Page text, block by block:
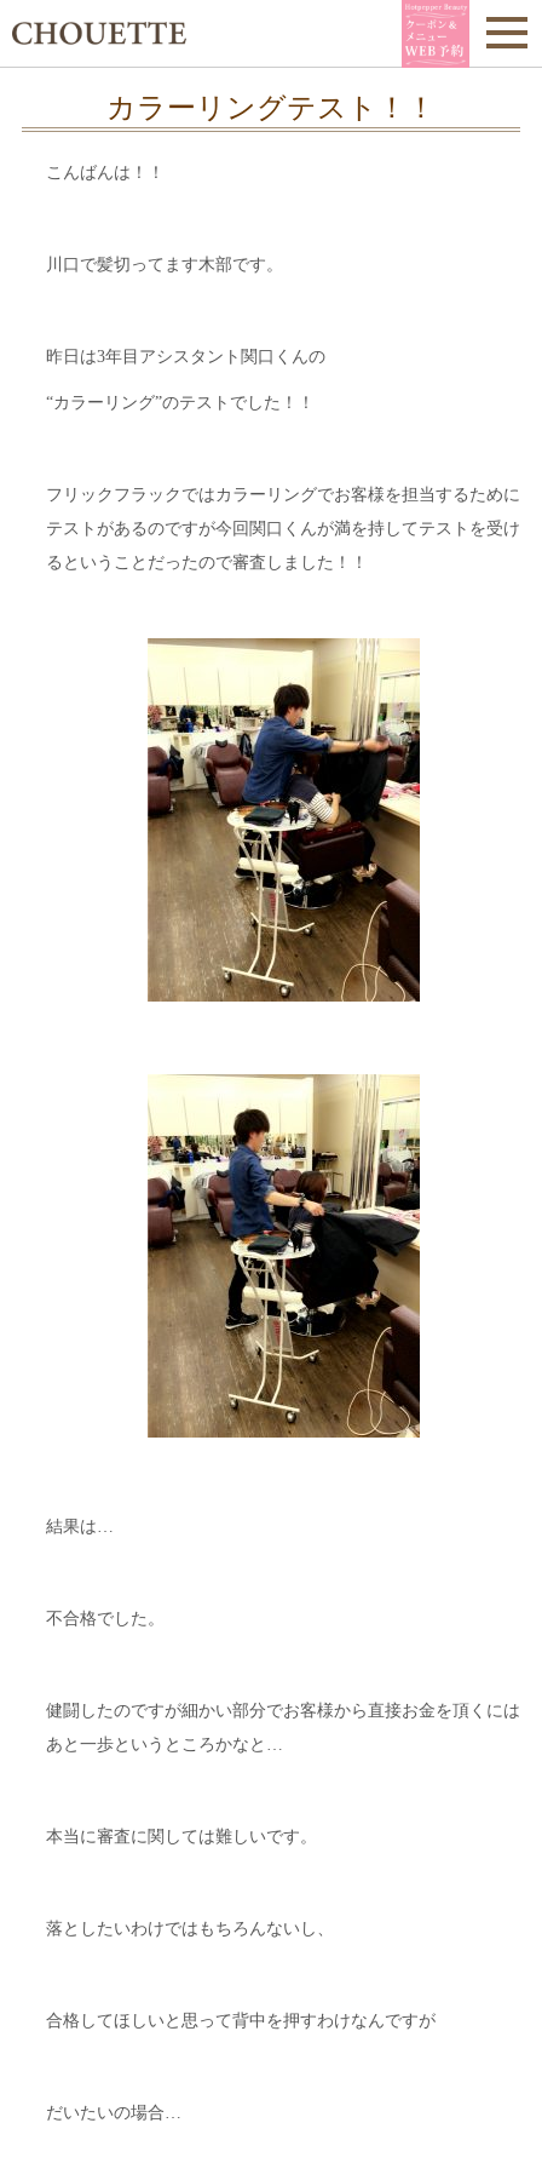
カラーリングテスト！！
こんばんは！！
川口で髪切ってます木部です。
昨日は3年目アシスタント関口くんの
“カラーリング”のテストでした！！
フリックフラックではカラーリングでお客様を担当するために
テストがあるのですが今回関口くんが満を持してテストを受け
るということだったので審査しました！！
結果は…
不合格でした。
健闘したのですが細かい部分でお客様から直接お金を頂くには
あと一歩というところかなと…
本当に審査に関しては難しいです。
落としたいわけではもちろんないし、
合格してほしいと思って背中を押すわけなんですが
だいたいの場合…